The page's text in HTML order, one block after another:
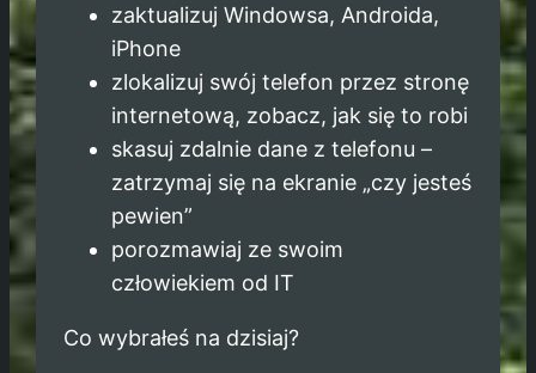
zaktualizuj Windowsa, Androida,
iPhone
zlokalizuj swój telefon przez stronę
internetową, zobacz, jak się to robi
skasuj zdalnie dane z telefonu –
zatrzymaj się na ekranie „czy jesteś
pewien”
porozmawiaj ze swoim
człowiekiem od IT
Co wybrałeś na dzisiaj?